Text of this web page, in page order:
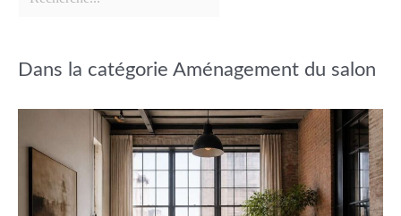
Dans la catégorie Aménagement du salon